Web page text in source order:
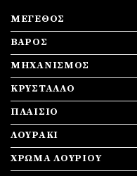
ΜΈΓΕΘΟΣ
ΒΆΡΟΣ
ΜΗΧΑΝΙΣΜΌΣ
ΚΡΎΣΤΑΛΛΟ
ΠΛΑΊΣΙΟ
ΛΟΥΡΆΚΙ
ΧΡΏΜΑ ΛΟΥΡΙΟΎ